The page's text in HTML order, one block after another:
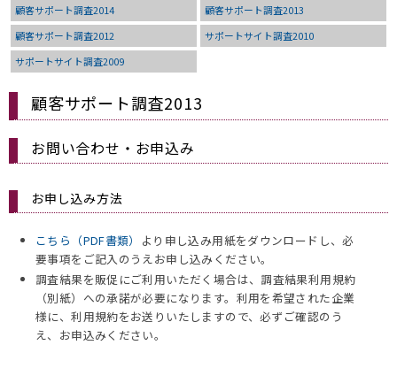
顧客サポート調査2014
顧客サポート調査2013
顧客サポート調査2012
サポートサイト調査2010
サポートサイト調査2009
顧客サポート調査2013
お問い合わせ・お申込み
お申し込み方法
こちら（PDF書類）
より申し込み用紙をダウンロードし、必
要事項をご記入のうえお申し込みください。
調査結果を販促にご利用いただく場合は、調査結果利用規約
（別紙）への承諾が必要になります。利用を希望された企業
様に、利用規約をお送りいたしますので、必ずご確認のう
え、お申込みください。